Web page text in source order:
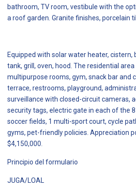
bathroom, TV room, vestibule with the
a roof garden. Granite finishes, porcelain
Equipped with solar water heater, cistern,
tank, grill, oven, hood. The residential
multipurpose rooms, gym, snack bar and
terrace, restrooms, playground,
surveillance with closed-circuit cameras,
security tags, electric gate in each of the
soccer fields, 1 multi-sport court, cycle
gyms, pet-friendly policies. Appreciation
$4,150,000.
Principio del formulario
JUGA/LOAL